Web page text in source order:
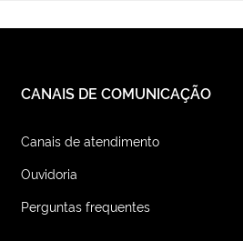
CANAIS DE COMUNICAÇÃO
Canais de atendimento
Ouvidoria
Perguntas frequentes